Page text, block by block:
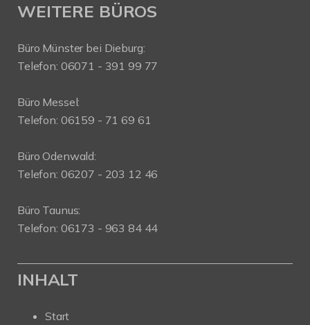
WEITERE BÜROS
Büro Münster bei Dieburg:
Telefon: 06071 - 391 99 77
Büro Messel:
Telefon: 06159 - 71 69 61
Büro Odenwald:
Telefon: 06207 - 203 12 46
Büro Taunus:
Telefon: 06173 - 963 84 44
INHALT
Start